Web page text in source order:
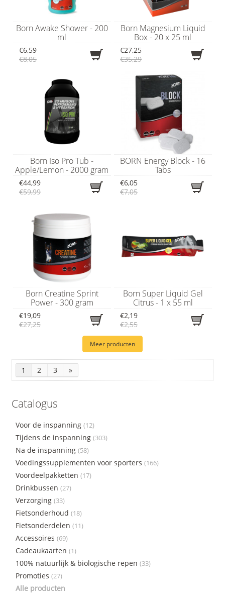
Born Awake Shower - 200
ml
€6,59
€8,05
Born Magnesium Liquid
Box - 20 x 25 ml
€27,25
€35,29
Born Iso Pro Tub -
Apple/Lemon - 2000 gram
€44,99
€59,99
BORN Energy Block - 16
Tabs
€6,05
€7,05
Born Creatine Sprint
Power - 300 gram
€19,09
€27,25
Born Super Liquid Gel
Citrus - 1 x 55 ml
€2,19
€2,55
Meer producten
1 2 3 »
Catalogus
Voor de inspanning (12)
Tijdens de inspanning (303)
Na de inspanning (58)
Voedingssupplementen voor sporters (166)
Voordeelpakketten (17)
Drinkbussen (27)
Verzorging (33)
Fietsonderhoud (18)
Fietsonderdelen (11)
Accessoires (69)
Cadeaukaarten (1)
100% natuurlijk & biologische repen (33)
Promoties (27)
Alle producten